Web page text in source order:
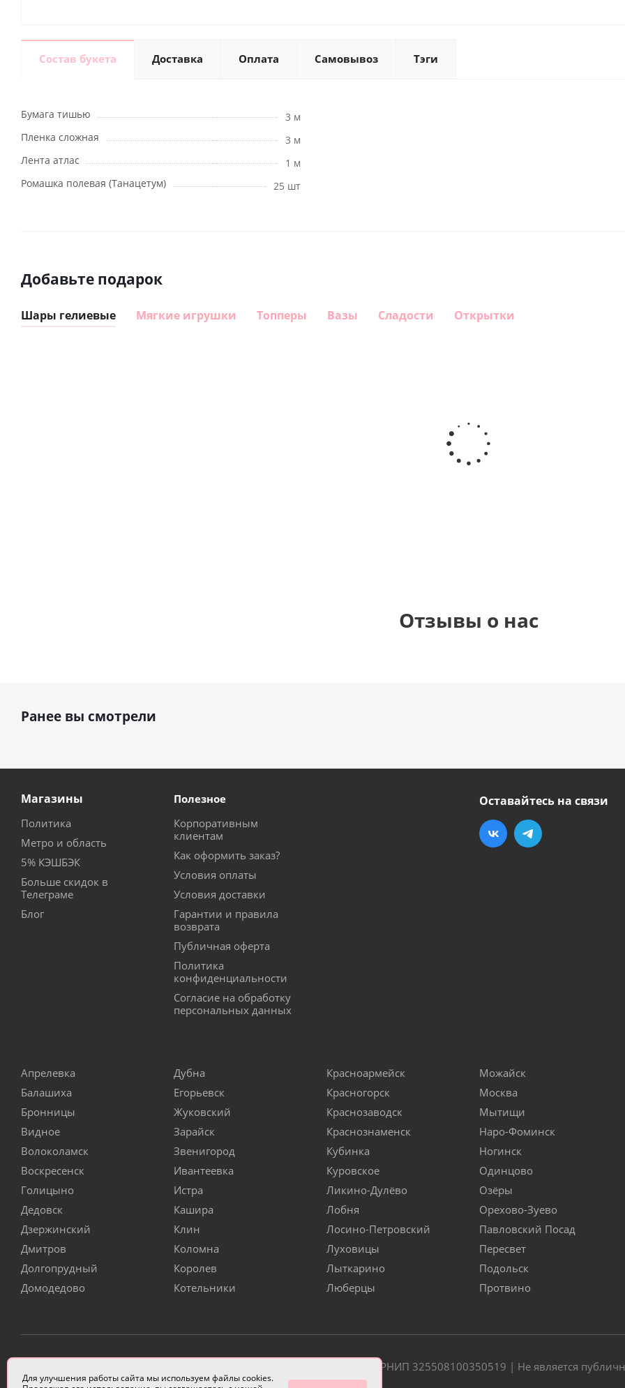
Состав букета Доставка Оплата Самовывоз Тэги
Бумага тишью
3 м
Пленка сложная
3 м
Лента атлас
1 м
Ромашка полевая (Танацетум)
25 шт
Добавьте подарок
Шары гелиевые Мягкие игрушки Топперы Вазы Сладости Открытки
гелиевый
цифра 1
(40х102
Отзывы о нас
Ранее вы смотрели
Магазины
Политика
Метро и область
5% КЭШБЭК
Больше скидок в
Телеграме
Блог
Полезное
Корпоративным
клиентам
Как оформить заказ?
Условия оплаты
Условия доставки
Гарантии и правила
возврата
Публичная оферта
Политика
конфиденциальности
Согласие на обработку
персональных данных
Оставайтесь на связи
Апрелевка
Балашиха
Бронницы
Видное
Волоколамск
Воскресенск
Голицыно
Дедовск
Дзержинский
Дмитров
Долгопрудный
Домодедово
Дубна
Егорьевск
Жуковский
Зарайск
Звенигород
Ивантеевка
Истра
Кашира
Клин
Коломна
Королев
Котельники
Красноармейск
Красногорск
Краснозаводск
Краснознаменск
Кубинка
Куровское
Ликино-Дулёво
Лобня
Лосино-Петровский
Луховицы
Лыткарино
Люберцы
Можайск
Москва
Мытищи
Наро-Фоминск
Ногинск
Одинцово
Озёры
Орехово-Зуево
Павловский Посад
Пересвет
Подольск
Протвино
ИП Чулкова Анастасия Александровна ИНН 331405822720 | ОГРН/ОГРНИП 325508100350519 | Не является
Для улучшения работы сайта мы используем файлы cookies.